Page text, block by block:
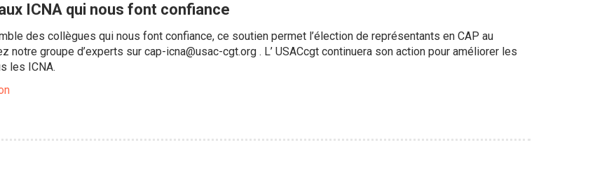
ICNA qui nous font confiance
des collègues qui nous font confiance, ce soutien permet l’élection de représentants en CAP au
notre groupe d’experts sur cap-icna@usac-cgt.org . L’ USACcgt continuera son action pour améliorer les
les ICNA.